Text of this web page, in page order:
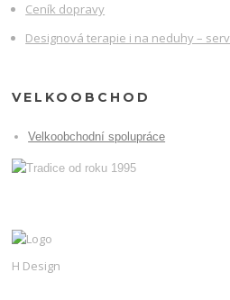
Ceník dopravy
Designová terapie i na neduhy –
VELKOOBCHOD
Velkoobchodní spolupráce
H Design